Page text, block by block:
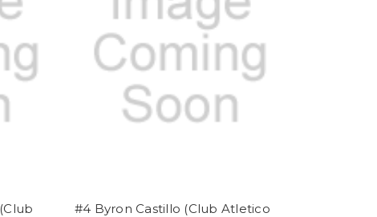
#4 Byron Castillo (Club Atletico